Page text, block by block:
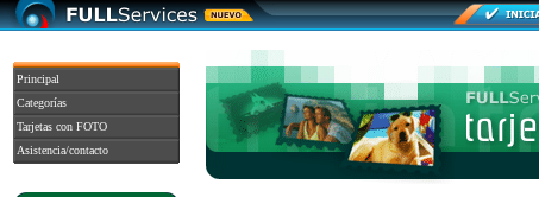
Principal
Categorías
Tarjetas con FOTO
Asistencia/contacto